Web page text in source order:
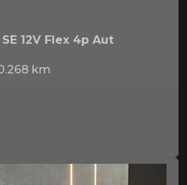
12V Flex 4p Aut
km